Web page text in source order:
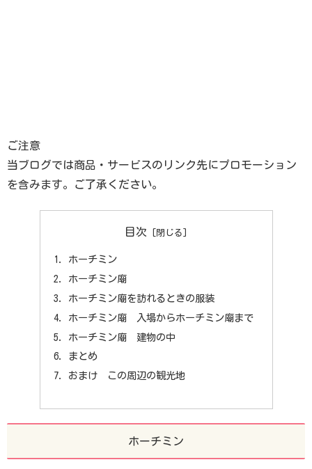
ご注意
当ブログでは商品・サービスのリンク先にプロモーション
を含みます。ご了承ください。
目次
ホーチミン
ホーチミン廟
ホーチミン廟を訪れるときの服装
ホーチミン廟 入場からホーチミン廟まで
ホーチミン廟 建物の中
まとめ
おまけ この周辺の観光地
ホーチミン